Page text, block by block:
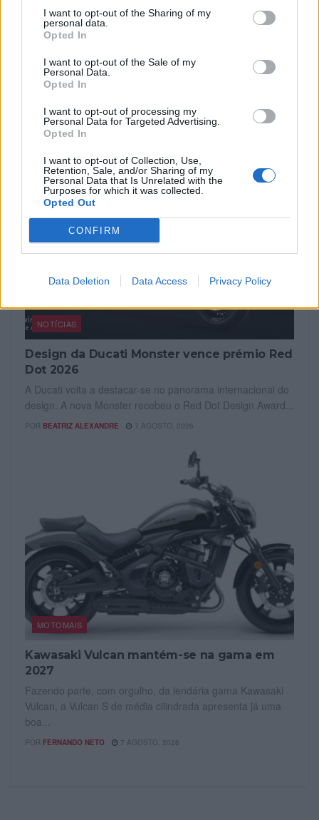
I want to opt-out of the Sharing of my
personal data.
Opted In
I want to opt-out of the Sale of my
Personal Data.
Opted In
I want to opt-out of processing my
Personal Data for Targeted Advertising.
Opted In
I want to opt-out of Collection, Use,
Retention, Sale, and/or Sharing of my
Personal Data that Is Unrelated with the
Purposes for which it was collected.
Opted Out
CONFIRM
Data Deletion Data Access Privacy Policy
NOTÍCIAS
RZR Pro R Boost: o SSV mais potente da
A Polaris Off Road reforça a sua presença no mercado
europeu com a expansão da gama de veículos
BEATRIZ ALEXANDRE 7 AGOSTO, 2026
NOTÍCIAS
Design da Ducati Monster vence prémio Red
Dot 2026
A Ducati volta a destacar-se no panorama internacional do
design. A nova Monster recebeu o Red Dot Design Award...
POR BEATRIZ ALEXANDRE 7 AGOSTO, 2026
MOTOMAIS
Kawasaki Vulcan mantém-se na gama em
2027
Fazendo parte, com orgulho, da lendária gama Kawasaki
Vulcan, a Vulcan S de média cilindrada apresenta já uma
boa...
POR FERNANDO NETO 7 AGOSTO, 2026